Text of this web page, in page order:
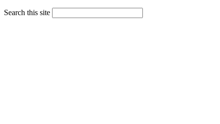
Search this site